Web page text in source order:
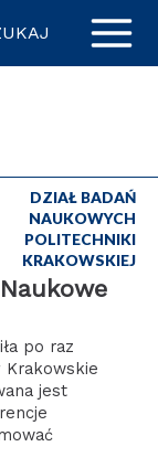
DZIAŁ BADAŃ
NAUKOWYCH
POLITECHNIKI
KRAKOWSKIEJ
po raz
Krakowskie
jest